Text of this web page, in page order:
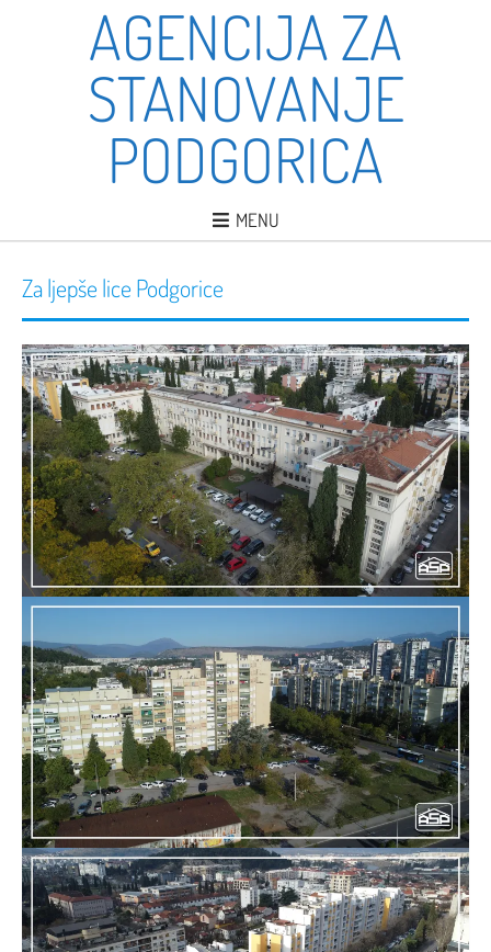
AGENCIJA ZA
STANOVANJE
PODGORICA
MENU
Za ljepše lice Podgorice